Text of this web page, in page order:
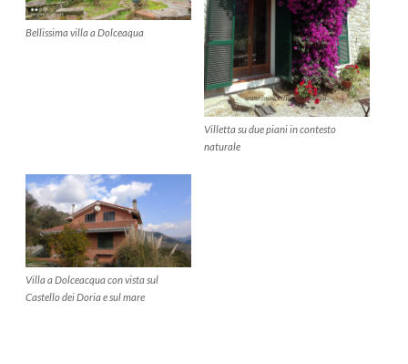
Bellissima villa a Dolceaqua
Villetta su due piani in contesto
naturale
Villa a Dolceacqua con vista sul
Castello dei Doria e sul mare